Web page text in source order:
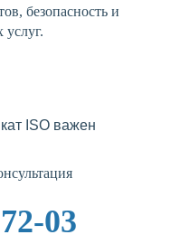
03
безопасность и
услуг.